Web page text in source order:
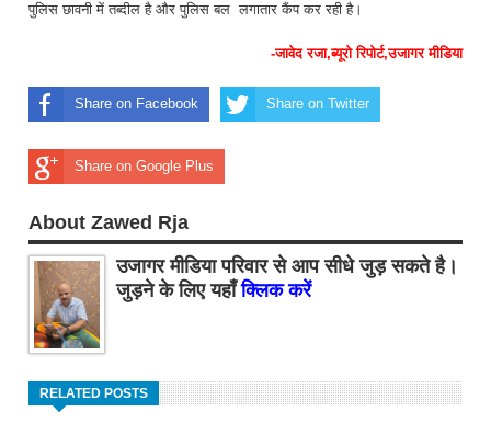
पुलिस छावनी में तब्दील है और पुलिस बल लगातार कैंप कर रही है।
-जावेद रजा,ब्यूरो रिपोर्ट,उजागर मीडिया
Share on Facebook Share on Twitter
Share on Google Plus
About Zawed Rja
उजागर मीडिया परिवार से आप सीधे जुड़ सकते है।
जुड़ने के लिए यहाँक्लिक करें
RELATED POSTS